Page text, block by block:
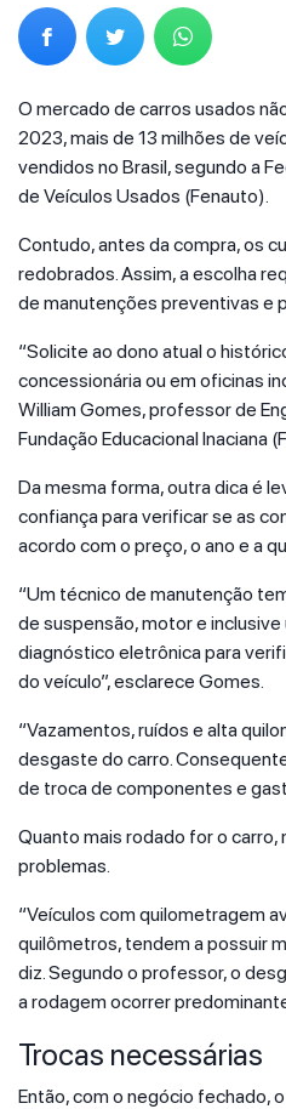
O mercado de carros usados
2023, mais de 13 milhões de
vendidos no Brasil, segundo a
de Veículos Usados (Fenauto).
Contudo, antes da compra, os
redobrados. Assim, a escolha
de manutenções preventivas e
“Solicite ao dono atual o
concessionária ou em oficinas
William Gomes, professor de
Fundação Educacional Inaciana
Da mesma forma, outra dica é
confiança para verificar se as
acordo com o preço, o ano e a
“Um técnico de manutenção
de suspensão, motor e
diagnóstico eletrônica para
do veículo”, esclarece Gomes.
“Vazamentos, ruídos e alta
desgaste do carro.
de troca de componentes e
Quanto mais rodado for o
problemas.
“Veículos com quilometragem
quilômetros, tendem a possuir
diz. Segundo o professor, o
a rodagem ocorrer
Trocas necessárias
Então, com o negócio fechado,